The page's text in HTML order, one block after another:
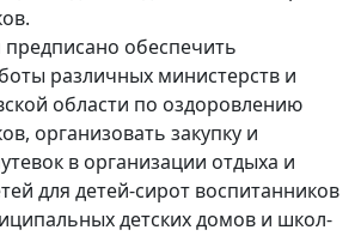
обеспечить
различных министерств и
области по оздоровлению
организовать закупку и
в организации отдыха и
для детей-сирот воспитанников
детских домов и школ-